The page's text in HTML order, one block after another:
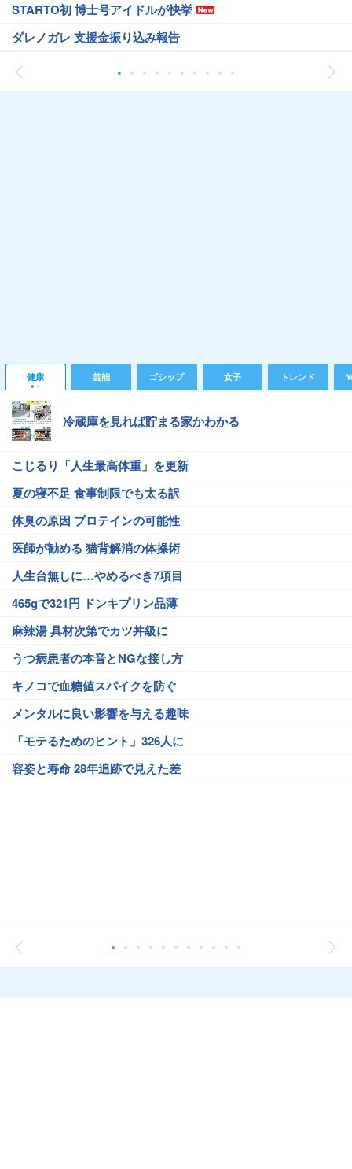
STARTO初 博士号アイドルが快挙
ダレノガレ 支援金振り込み報告
健康 芸能 ゴシップ 女子 トレンド
冷蔵庫を見れば貯まる家かわかる
こじるり「人生最高体重」を更新
夏の寝不足 食事制限でも太る訳
体臭の原因 プロテインの可能性
医師が勧める 猫背解消の体操術
人生台無しに…やめるべき7項目
465gで321円 ドンキプリン品薄
麻辣湯 具材次第でカツ丼級に
うつ病患者の本音とNGな接し方
キノコで血糖値スパイクを防ぐ
メンタルに良い影響を与える趣味
「モテるためのヒント」326人に
容姿と寿命 28年追跡で見えた差